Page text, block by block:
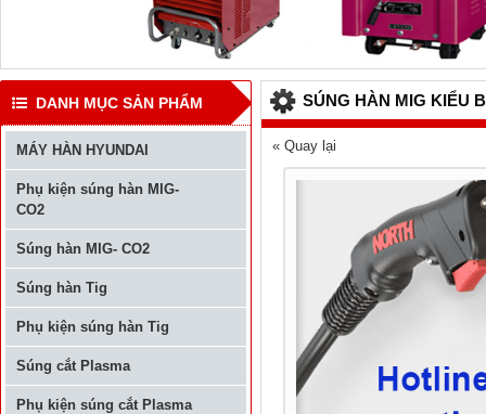
DANH MỤC SẢN PHẨM
MÁY HÀN HYUNDAI
Phụ kiện súng hàn MIG-
CO2
Súng hàn MIG- CO2
Súng hàn Tig
Phụ kiện súng hàn Tig
Súng cắt Plasma
Phụ kiện súng cắt Plasma
SÚNG HÀN MIG KIỂU
« Quay lại